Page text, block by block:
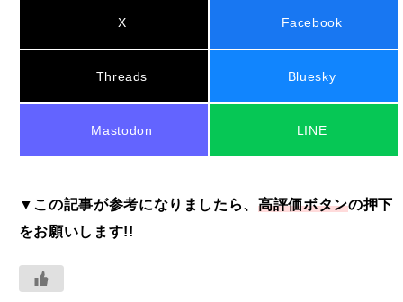
X Facebook
Threads Bluesky
Mastodon LINE
▼この記事が参考になりましたら、高評価ボタンの押下
をお願いします!!